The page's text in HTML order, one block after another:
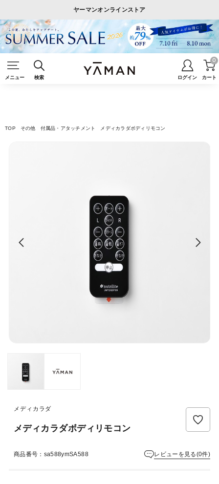
ヤーマンオンラインストア
メニュー 検索 ログイン カート
0
TOP その他 付属品・アタッチメント メディカラダボディリモコン
メディカラダ
メディカラダボディリモコン
商品番号：sa588ymSA588 レビューを見る(0件)